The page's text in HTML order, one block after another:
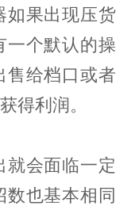
如果出现压货
一个默认的操
售给档口或者
得利润。
就会面临一定
数也基本相同